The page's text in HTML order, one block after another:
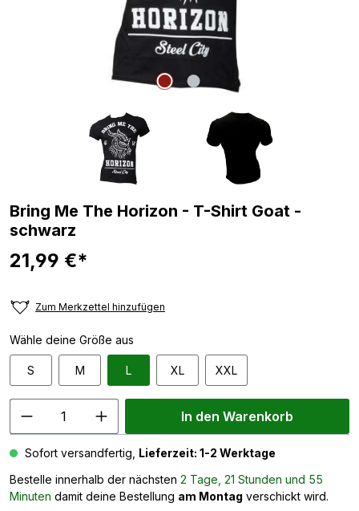
Bring Me The Horizon - T-Shirt Goat -
schwarz
21,99 €*
Zum Merkzettel hinzufügen
Wähle deine Größe aus
S M L XL XXL
In den Warenkorb
Sofort versandfertig, Lieferzeit: 1-2 Werktage
Bestelle innerhalb der nächsten 2 Tage, 21 Stunden und 55
Minuten damit deine Bestellung am Montag verschickt wird.